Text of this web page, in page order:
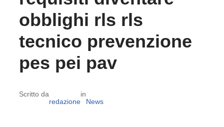
obblighi rls rls
tecnico prevenzione
pes pei pav
Scritto da
redazione
in
News